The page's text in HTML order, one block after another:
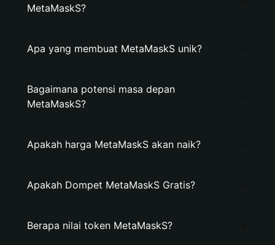
MetaMaskS?
Apa yang membuat MetaMaskS unik?
Bagaimana potensi masa depan
MetaMaskS?
Apakah harga MetaMaskS akan naik?
Apakah Dompet MetaMaskS Gratis?
Berapa nilai token MetaMaskS?